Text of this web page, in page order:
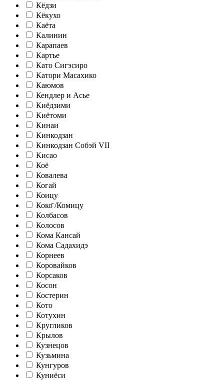
Кёдзи
Кёкухо
Каёта
Калинин
Карапаев
Картье
Като Сигэсиро
Катори Масахико
Каюмов
Кендлер и Асье
Киёдзими
Киётоми
Кинаи
Кинкодзан
Кинкодзан Собэй VII
Кисао
Коё
Ковалева
Когай
Коицу
Коко̄ /Комицу
Колбасов
Колосов
Кома Кансай
Кома Садахидэ
Корнеев
Коровайков
Корсаков
Косон
Костерин
Кото
Котухин
Кругликов
Крылов
Кузнецов
Кузьмина
Кунгуров
Куниёси